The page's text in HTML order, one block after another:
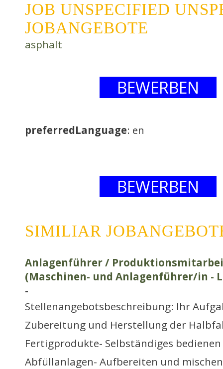
JOB UNSPECIFIED
JOBANGEBOTE
asphalt
BEWERBEN
preferredLanguage: en
BEWERBEN
SIMILIAR
Anlagenführer /
(Maschinen- und Anlagenführer/in -
-
Stellenangebotsbeschreibung: Ihr
Zubereitung und Herstellung der
Fertigprodukte- Selbständiges
Abfüllanlagen- Aufbereiten und